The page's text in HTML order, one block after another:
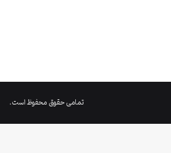
تمامی حقوق محفوظ است.